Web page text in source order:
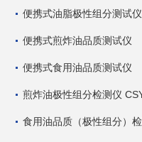
便携式油脂极性组分测试仪
便携式煎炸油品质测试仪
便携式食用油品质测试仪